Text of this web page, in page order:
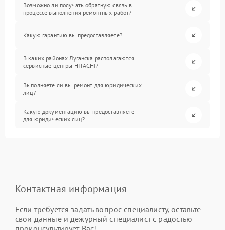
Возможно ли получать обратную связь в
процессе выполнения ремонтных работ?
Какую гарантию вы предоставляете?
В каких районах Луганска располагаются
сервисные центры HITACHI?
Выполняете ли вы ремонт для юридических
лиц?
Какую документацию вы предоставляете
для юридических лиц?
Контактная информация
Если требуется задать вопрос специалисту, оставьте
свои данные и дежурный специалист с радостью